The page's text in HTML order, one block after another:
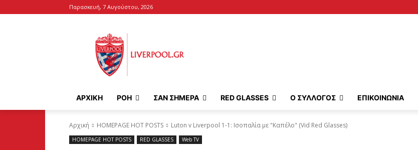
Παρασκευή, 7 Αυγούστου, 2026
ΑΡΧΙΚΉ ΡΟΗ ΣΑΝ ΣΗΜΕΡΑ RED GLASSES Ο ΣΥΛΛΟΓΟΣ ΕΠΙΚΟΙΝΩΝΙΑ
Αρχική HOMEPAGE HOT POSTS Luton v Liverpool 1-1: Ισοπαλία με "Καπέλο" (Vid Red Glasses)
HOMEPAGE HOT POSTS RED GLASSES Web TV